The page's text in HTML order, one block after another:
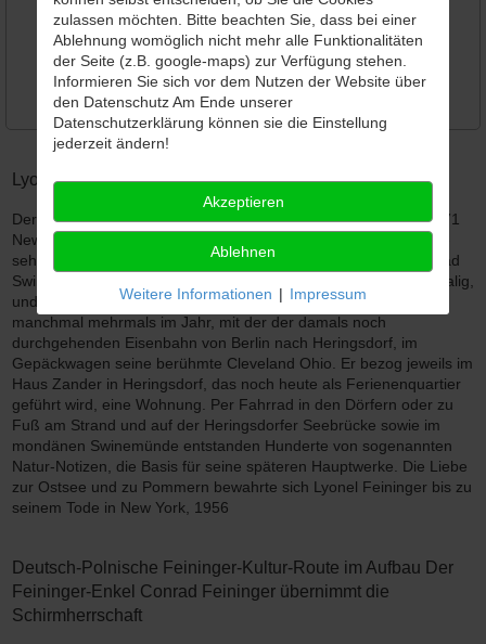
Zurück
Lyonel Feininger - Basistext Usedom!
Der heute weltberühmte Bauhauskünstler Lyonel Feininger (1871
New York 1956) hatte während seiner vielen Deutschland-Jahre
sehr früh die Insel Usedom und das damals mondäne Ostseebad
Swinemünde entdeckt. Er lebte in Berlin. Zwischen 1908, erstmalig,
und 1913 kam der damals noch unbekannte Maler, regelmäßig,
manchmal mehrmals im Jahr, mit der der damals noch
durchgehenden Eisenbahn von Berlin nach Heringsdorf, im
Gepäckwagen seine berühmte Cleveland Ohio. Er bezog jeweils im
Haus Zander in Heringsdorf, das noch heute als Ferienenquartier
geführt wird, eine Wohnung. Per Fahrrad in den Dörfern oder zu
Fuß am Strand und auf der Heringsdorfer Seebrücke sowie im
mondänen Swinemünde entstanden Hunderte von sogenannten
Natur-Notizen, die Basis für seine späteren Hauptwerke. Die Liebe
zur Ostsee und zu Pommern bewahrte sich Lyonel Feininger bis zu
seinem Tode in New York, 1956
Deutsch-Polnische Feininger-Kultur-Route im Aufbau Der
Feininger-Enkel Conrad Feininger übernimmt die
Schirmherrschaft
zulassen möchten. Bitte beachten Sie, dass bei einer
Ablehnung womöglich nicht mehr alle Funktionalitäten
der Seite (z.B. google-maps) zur Verfügung stehen.
Informieren Sie sich vor dem Nutzen der Website über
den Datenschutz Am Ende unserer
Datenschutzerklärung können sie die Einstellung
jederzeit ändern!
Akzeptieren
Ablehnen
Weitere Informationen | Impressum